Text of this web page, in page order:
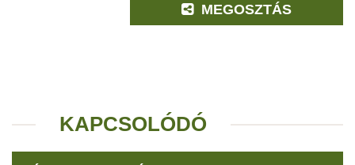
MEGOSZTÁS
KAPCSOLÓDÓ